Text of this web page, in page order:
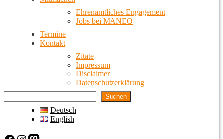
Ehrenamtliches Engagement
Jobs bei MANEO
Termine
Kontakt
Zitate
Impressum
Disclaimer
Datenschutzerklärung
Suchen
Deutsch
English